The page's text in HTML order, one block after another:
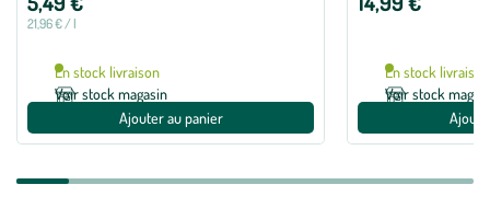
21,96 € / l
En stock livraison
Voir stock magasin
Ajouter au panier
En stock livraison
Voir stock